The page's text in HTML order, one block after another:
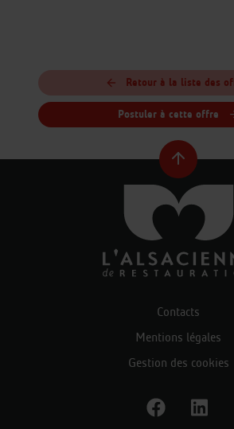
Retour à la liste des
Postuler à cette offre
Contacts
Mentions légales
Gestion des cookies